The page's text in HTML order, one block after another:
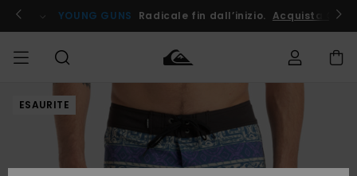
informazioni
prodotto
! YOUNG GUNS Radicale fin dall’inizio. Acquista Ora
UOMO Abbigliamento
Accessori
Abbigliamento
Accessori
Shop
Nuovi
Surf Shop
Uomo
Snow
Shop
Uomo
Outlet
Uomo
Accedi al tuo
ordine
Spedizione
ESAURITE